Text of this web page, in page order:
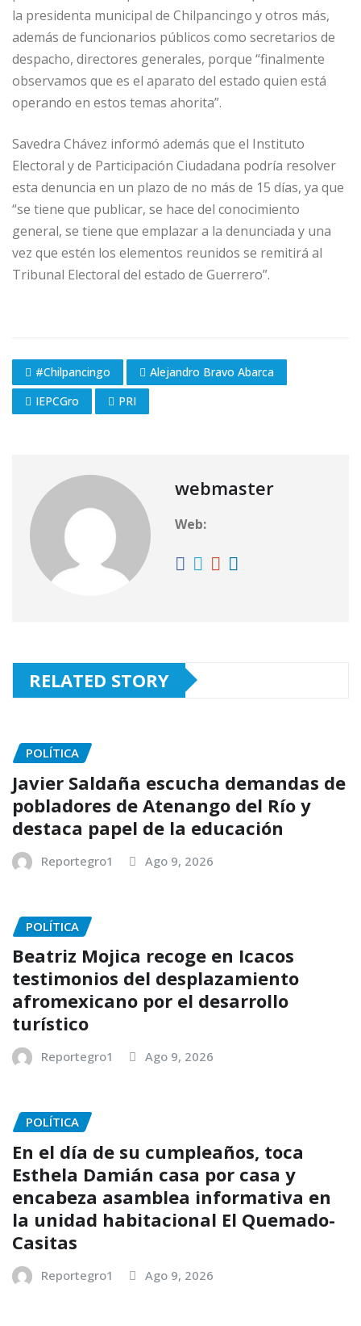
la presidenta municipal de Chilpancingo y otros más,
además de funcionarios públicos como secretarios de
despacho, directores generales, porque “finalmente
observamos que es el aparato del estado quien está
operando en estos temas ahorita”.
Savedra Chávez informó además que el Instituto
Electoral y de Participación Ciudadana podría resolver
esta denuncia en un plazo de no más de 15 días, ya que
“se tiene que publicar, se hace del conocimiento
general, se tiene que emplazar a la denunciada y una
vez que estén los elementos reunidos se remitirá al
Tribunal Electoral del estado de Guerrero”.
#Chilpancingo
Alejandro Bravo Abarca
IEPCGro
PRI
webmaster
Web:
RELATED STORY
POLÍTICA
Javier Saldaña escucha demandas de
pobladores de Atenango del Río y
destaca papel de la educación
Reportegro1 Ago 9, 2026
POLÍTICA
Beatriz Mojica recoge en Icacos
testimonios del desplazamiento
afromexicano por el desarrollo
turístico
Reportegro1 Ago 9, 2026
POLÍTICA
En el día de su cumpleaños, toca
Esthela Damián casa por casa y
encabeza asamblea informativa en
la unidad habitacional El Quemado-
Casitas
Reportegro1 Ago 9, 2026